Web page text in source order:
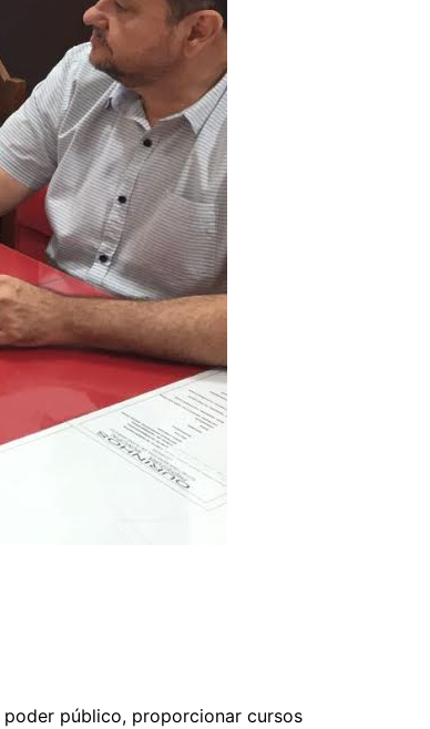
público, proporcionar cursos